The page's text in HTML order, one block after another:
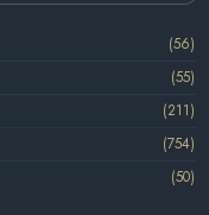
(56)
(55)
(211)
(754)
(50)